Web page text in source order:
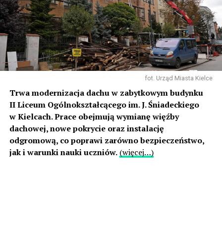
fot. Urząd Miasta Kielce
Trwa modernizacja dachu w zabytkowym budynku
II Liceum Ogólnokształcącego im. J. Śniadeckiego
w Kielcach. Prace obejmują wymianę więźby
dachowej, nowe pokrycie oraz instalację
odgromową, co poprawi zarówno bezpieczeństwo,
jak i warunki nauki uczniów. (więcej…)